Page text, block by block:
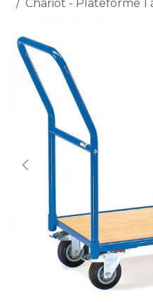
Chariot - Plateforme 1